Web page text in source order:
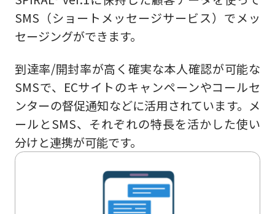
SMS（ショートメッセージサービス）でメッ
セージングができます。
到達率/開封率が高く確実な本人確認が可能な
SMSで、ECサイトのキャンペーンやコールセ
ンターの督促通知などに活用されています。メ
ールとSMS、それぞれの特長を活かした使い
分けと連携が可能です。